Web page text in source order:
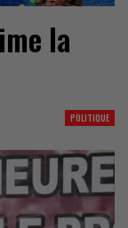
la
POLITIQUE